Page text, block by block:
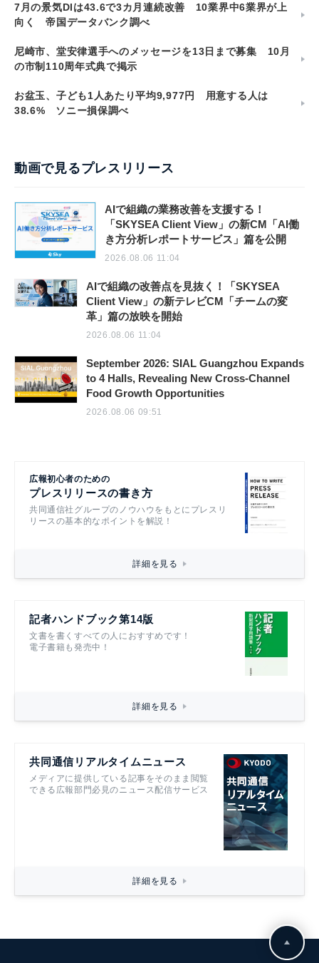
7月の景気DIは43.6で3カ月連続改善 10業界中6業界が上
向く 帝国データバンク調べ
尼崎市、堂安律選手へのメッセージを13日まで募集 10月
の市制110周年式典で掲示
お盆玉、子ども1人あたり平均9,977円 用意する人は
38.6% ソニー損保調べ
動画で見るプレスリリース
AIで組織の業務改善を支援する！
「SKYSEA Client View」の新CM「AI働
き方分析レポートサービス」篇を公開
2026.08.06 11:04
AIで組織の改善点を見抜く！「SKYSEA
Client View」の新テレビCM「チームの変
革」篇の放映を開始
2026.08.06 11:04
September 2026: SIAL Guangzhou Expands
to 4 Halls, Revealing New Cross-Channel
Food Growth Opportunities
2026.08.06 09:51
広報初心者のための
プレスリリースの書き方
共同通信社グループのノウハウをもとにプレスリ
リースの基本的なポイントを解説！
詳細を見る
記者ハンドブック第14版
文書を書くすべての人におすすめです！
電子書籍も発売中！
詳細を見る
共同通信リアルタイムニュース
メディアに提供している記事をそのまま閲覧
できる広報部門必見のニュース配信サービス
詳細を見る